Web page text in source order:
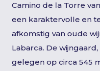
Camino de la Torre
een karaktervolle en
afkomstig van oude
Labarca. De
gelegen op circa 545